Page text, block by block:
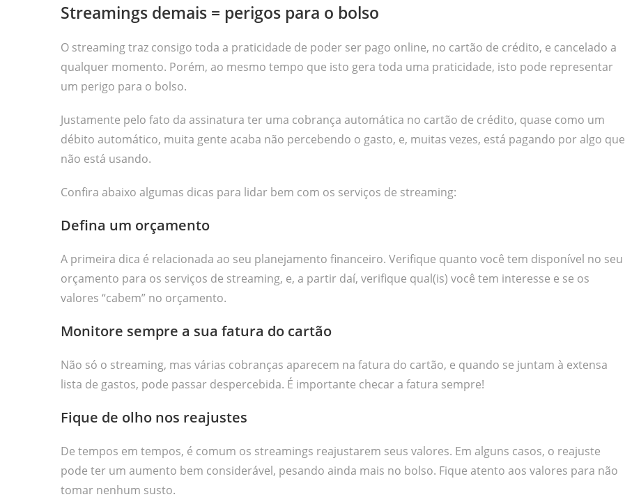
Streamings demais = perigos para o bolso
O streaming traz consigo toda a praticidade de poder ser pago online, no cartão de crédito, e cancelado a
qualquer momento. Porém, ao mesmo tempo que isto gera toda uma praticidade, isto pode representar
um perigo para o bolso.
Justamente pelo fato da assinatura ter uma cobrança automática no cartão de crédito, quase como um
débito automático, muita gente acaba não percebendo o gasto, e, muitas vezes, está pagando por algo que
não está usando.
Confira abaixo algumas dicas para lidar bem com os serviços de streaming:
Defina um orçamento
A primeira dica é relacionada ao seu planejamento financeiro. Verifique quanto você tem disponível no seu
orçamento para os serviços de streaming, e, a partir daí, verifique qual(is) você tem interesse e se os
valores “cabem” no orçamento.
Monitore sempre a sua fatura do cartão
Não só o streaming, mas várias cobranças aparecem na fatura do cartão, e quando se juntam à extensa
lista de gastos, pode passar despercebida. É importante checar a fatura sempre!
Fique de olho nos reajustes
De tempos em tempos, é comum os streamings reajustarem seus valores. Em alguns casos, o reajuste
pode ter um aumento bem considerável, pesando ainda mais no bolso. Fique atento aos valores para não
tomar nenhum susto.